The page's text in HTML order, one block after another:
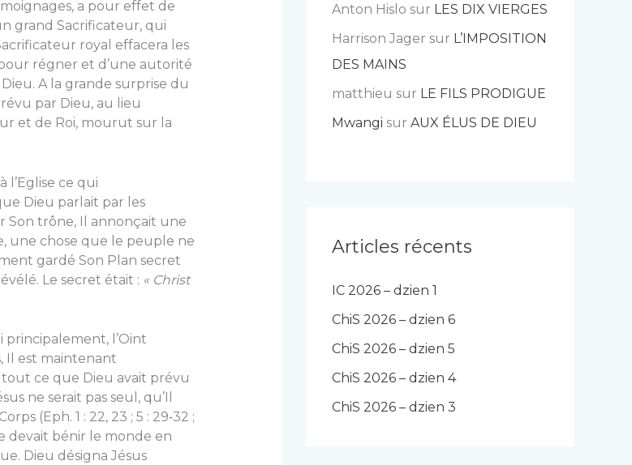
a pour effet de
grand Sacrificateur, qui
royal effacera les
régner et d’une autorité
A la grande surprise du
par Dieu, au lieu
et de Roi, mourut sur la
l’Eglise ce qui
Dieu parlait par les
Son trône, Il annonçait une
une chose que le peuple ne
gardé Son Plan secret
Le secret était : « Christ
principalement, l’Oint
Il est maintenant
tout ce que Dieu avait prévu
ne serait pas seul, qu’Il
(Eph. 1 : 22, 23 ; 5 : 29‑32 ;
devait bénir le monde en
Dieu désigna Jésus
Anton Hislo sur LES DIX VIERGES
Harrison Jager sur L’IMPOSITION
DES MAINS
matthieu sur LE FILS PRODIGUE
Mwangi sur AUX ÉLUS DE DIEU
Articles récents
IC 2026 – dzien 1
ChiS 2026 – dzien 6
ChiS 2026 – dzien 5
ChiS 2026 – dzien 4
ChiS 2026 – dzien 3